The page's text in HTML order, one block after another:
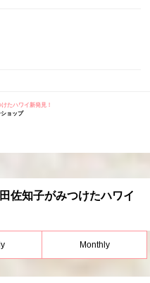
たハワイ新発見！
ショップ
佐知子がみつけたハワイ
Monthly